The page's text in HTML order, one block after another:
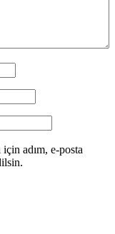
adım, e-posta